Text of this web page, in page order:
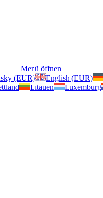
Menü öffnen
(EUR) English (EUR)
Litauen Luxemburg